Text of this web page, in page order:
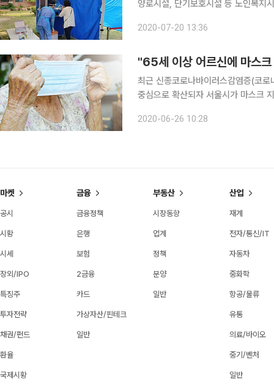
양로시설, 단기보호시설 등 노인복지
사, 사회복무요원 등 1만2270명의
2020-07-20 13:36
"65세 이상 어르신에 마스
최근 신종코로나바이러스감염증(코
중심으로 확산되자 서울시가 마스크
다. 마스크는 오는 7월 1일까지 각 자
2020-06-26 10:28
마켓
공시
시황
시세
장외/IPO
특징주
투자전략
채권/펀드
환율
국제시황
금융
금융정책
은행
보험
2금융
카드
가상자산/핀테크
일반
부동산
시장동향
업계
정책
분양
일반
산업
재계
전자/통신/IT
자동차
중화학
항공/물류
유통
의료/바이오
중기/벤처
일반